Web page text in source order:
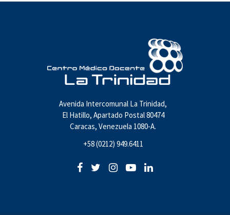
Avenida Intercomunal La Trinidad,
El Hatillo, Apartado Postal 80474
Caracas, Venezuela 1080-A.
+58 (0212) 949.6411